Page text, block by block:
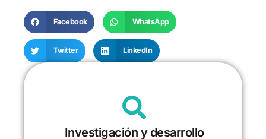
Facebook WhatsApp
Twitter LinkedIn
Investigación y desarrollo